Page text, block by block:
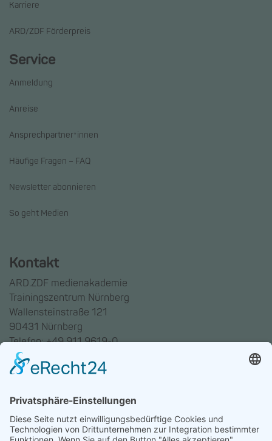
Karriere
ARD/ZDF Förderpreis
Service
Anmeldung
Anreise
Ansprechpartner*innen
Häufige Fragen – FAQ
Newsletter abonnieren
So geht Medien
Kontakt
ARD.ZDF medienakademie
Trainingszentrum Nürnberg
Wallensteinstraße 121
90431 Nürnberg
Telefon: +49 911 9619-0
Trainingszentrum Hannover
30169 Hannover
Telefon: +49 511 123598-531